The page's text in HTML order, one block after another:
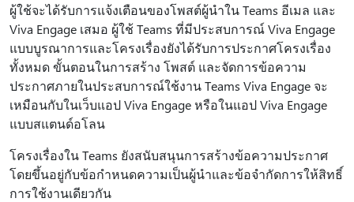
ผู้ใช้จะได้รับการแจ้งเตือนของโพสต์ผู้นําใน Teams อีเมล และ
Viva Engage เสมอ ผู้ใช้ Teams ที่มีประสบการณ์ Viva Engage
แบบบูรณาการและโครงเรื่องยังได้รับการประกาศโครงเรื่อง
ทั้งหมด ขั้นตอนในการสร้าง โพสต์ และจัดการข้อความ
ประกาศภายในประสบการณ์ใช้งาน Teams Viva Engage จะ
เหมือนกับในเว็บแอป Viva Engage หรือในแอป Viva Engage
แบบสแตนด์อโลน
โครงเรื่องใน Teams ยังสนับสนุนการสร้างข้อความประกาศ
โดยขึ้นอยู่กับข้อกําหนดความเป็นผู้นําและข้อจํากัดการให้สิทธิ์
การใช้งานเดียวกัน